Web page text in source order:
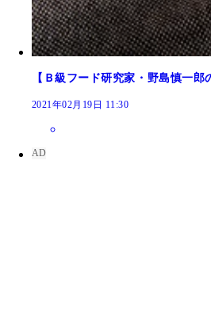
【Ｂ級フード研究家・野島慎一
2021年02月19日 11:30